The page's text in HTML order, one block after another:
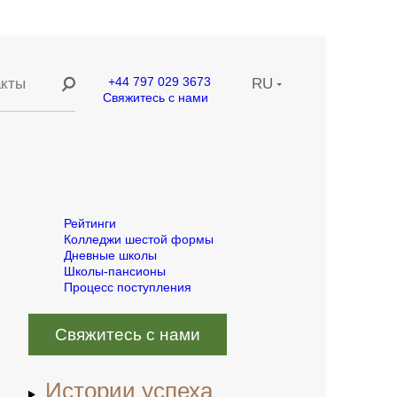
+44 797 029 3673
Свяжитесь с нами
RU
Рейтинги
Колледжи шестой формы
Дневные школы
Школы-пансионы
Процесс поступления
Свяжитесь с нами
Истории успеха